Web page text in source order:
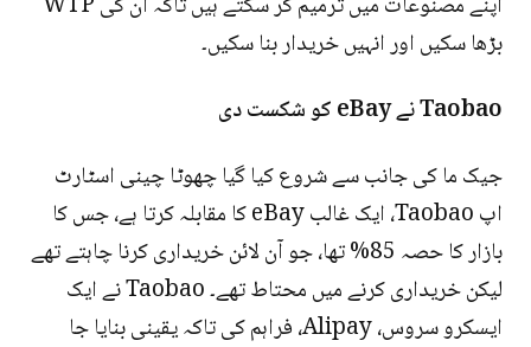
بڑھا سکیں اور انہیں خریدار بنا سکیں۔
Taobao نے eBay کو شکست دی
جیک ما کی جانب سے شروع کیا گیا چھوٹا چینی اسٹارٹ
اپ Taobao، ایک غالب eBay کا مقابلہ کرتا ہے، جس کا
بازار کا حصہ 85% تھا، جو آن لائن خریداری کرنا چاہتے تھے
لیکن خریداری کرنے میں محتاط تھے۔ Taobao نے ایک
ایسکرو سروس، Alipay، فراہم کی تاکہ یقینی بنایا جا